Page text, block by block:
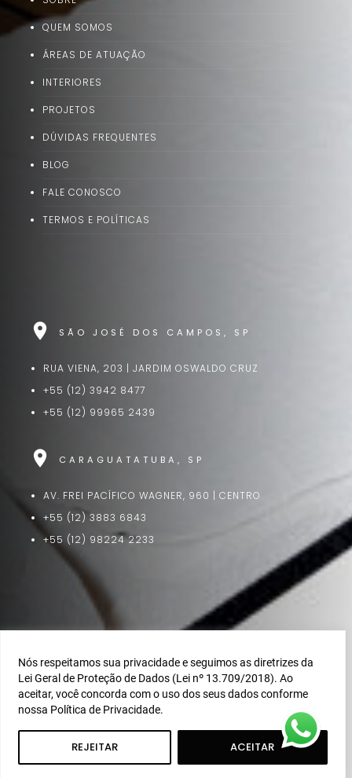
Nós respeitamos sua privacidade e seguimos as diretrizes da
Lei Geral de Proteção de Dados (Lei nº 13.709/2018). Ao
aceitar, você concorda com o uso dos seus dados conforme
nossa Política de Privacidade.
REJEITAR ACEITAR
QUEM SOMOS
ÁREAS DE ATUAÇÃO
INTERIORES
PROJETOS
DÚVIDAS FREQUENTES
BLOG
FALE CONOSCO
TERMOS E POLÍTICAS
location_on SÃO JOSÉ DOS CAMPOS, SP
RUA VIENA, 203 | JARDIM OSWALDO CRUZ
+55 (12) 3942 8477
+55 (12) 99965 2439
location_on CARAGUATATUBA, SP
AV. FREI PACÍFICO WAGNER, 960 | CENTRO
+55 (12) 3883 6843
+55 (12) 98224 2233
COPYRIGHT©2025-2026 TODOS OS DIREITOS RESERVADOS A
INFINITA STUDIO - CRIAÇÃO:TOSS STUDIO